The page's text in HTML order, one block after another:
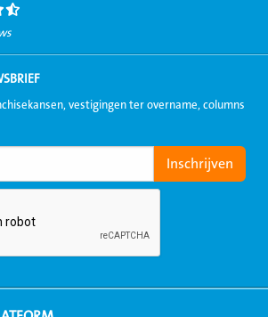
vestigingen ter overname, columns